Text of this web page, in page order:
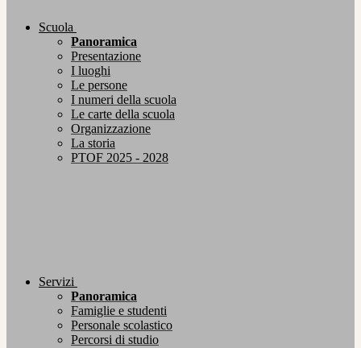
Scuola
Panoramica
Presentazione
I luoghi
Le persone
I numeri della scuola
Le carte della scuola
Organizzazione
La storia
PTOF 2025 - 2028
Servizi
Panoramica
Famiglie e studenti
Personale scolastico
Percorsi di studio